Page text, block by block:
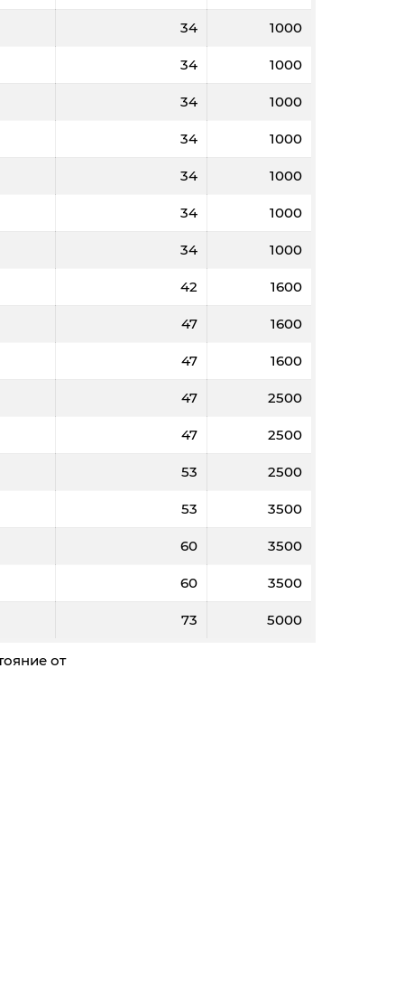
34 1000
34 1000
34 1000
34 1000
34 1000
34 1000
34 1000
42 1600
47 1600
47 1600
47 2500
47 2500
53 2500
53 3500
60 3500
60 3500
73 5000
от